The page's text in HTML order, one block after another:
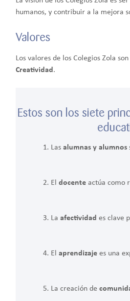
humanos, y contribuir a la mejora
Valores
Los valores de los Colegios Zola son
Creatividad.
Estos son los siete
Las alumnas y alumnos
El docente actúa como
La afectividad es clave
El aprendizaje es una
La creación de